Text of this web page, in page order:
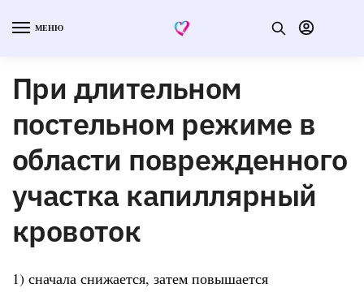
МЕНЮ
При длительном
постельном режиме в
области поврежденного
участка капиллярный
кровоток
1) сначала снижается, затем повышается